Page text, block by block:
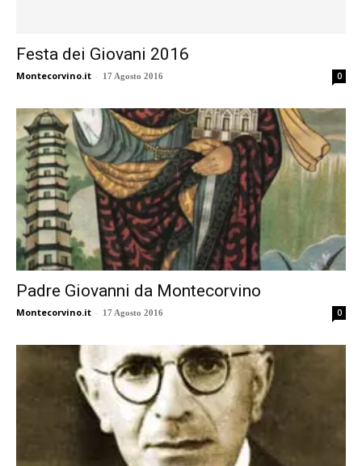
Festa dei Giovani 2016
Montecorvino.it - 17 Agosto 2016 0
Padre Giovanni da Montecorvino
Montecorvino.it - 17 Agosto 2016 0